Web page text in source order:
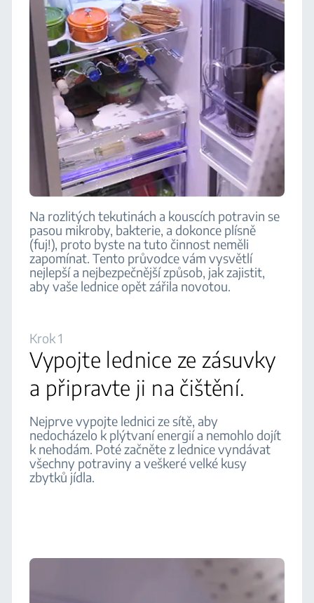
Na rozlitých tekutinách a kouscích potravin se
pasou mikroby, bakterie, a dokonce plísně
(fuj!), proto byste na tuto činnost neměli
zapomínat. Tento průvodce vám vysvětlí
nejlepší a nejbezpečnější způsob, jak zajistit,
aby vaše lednice opět zářila novotou.
Krok 1
Vypojte lednice ze zásuvky
a připravte ji na čištění.
Nejprve vypojte lednici ze sítě, aby
nedocházelo k plýtvaní energií a nemohlo dojít
k nehodám. Poté začněte z lednice vyndávat
všechny potraviny a veškeré velké kusy
zbytků jídla.